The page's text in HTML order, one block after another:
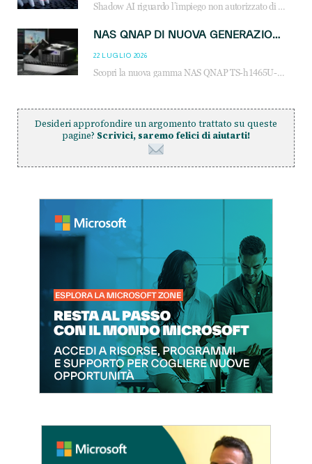
Shadow AI riguardo l’impiego non autorizzato di sistemi AI all’interno dell’azienda. E’ una pratica che si diffonde a partire dai dipendenti fino ai dirigenti e mette a repentaglio la cybersecurity, con costi più elevati per le organizzazioni. Due recenti report illustrano il fenomeno e forniscono dati in merito
NAS QNAP DI NUOVA GENERAZIONE: PIÙ PRESTAZIONI, SCALABILITÀ E PROTEZIONE DEI DATI PER LE INFRASTRUTTURE IT MODERNE
22 LUGLIO 2026
Scopri la nuova gamma NAS QNAP TS-h1465U-RP, TS-h1065eU e TS-h665U: storage aziendale con ZFS, DDR5, E1.S NVMe e connettività 2.5GbE per backup, virtualizzazione e cybersecurity.
Desideri approfondire un argomento trattato su queste
pagine? Scrivici, saremo felici di aiutarti!